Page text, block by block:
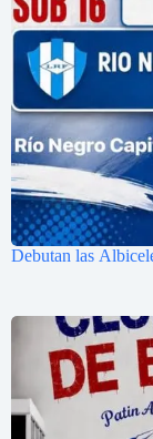
Debutan las